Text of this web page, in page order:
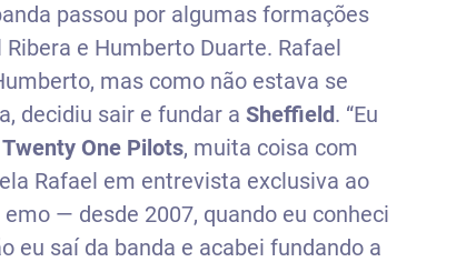
passou por algumas formações
e Humberto Duarte. Rafael
mas como não estava se
decidiu sair e fundar a Sheffield. “Eu
Twenty One Pilots, muita coisa com
Rafael em entrevista exclusiva ao
— desde 2007, quando eu conheci
eu saí da banda e acabei fundando a